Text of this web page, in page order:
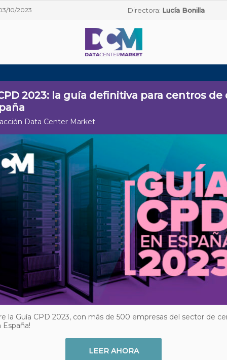
10/2023 Directora: Lucía Bonilla
2023: la guía definitiva para centros de
Data Center Market
la Guía CPD 2023, con más de 500 empresas del sector de
LEER AHORA